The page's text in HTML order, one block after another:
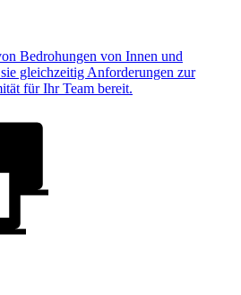
Bedrohungen von Innen und
gleichzeitig Anforderungen zur
für Ihr Team bereit.